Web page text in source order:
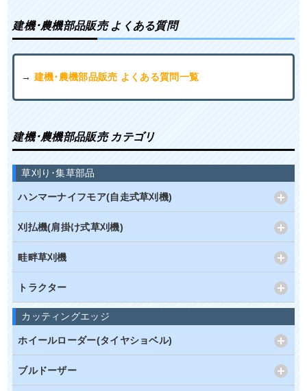
建機･農機部品販売 よくある質問
→ 建機･農機部品販売 よくある質問一覧
建機･農機部品販売 カテゴリ
草刈り･集草部品
ハンマーナイフモア(自走式草刈機)
刈払機(肩掛け式草刈機)
畦畔草刈機
トラクター
カッティングエッジ
ホイールローダー(タイヤショベル)
ブルドーザー